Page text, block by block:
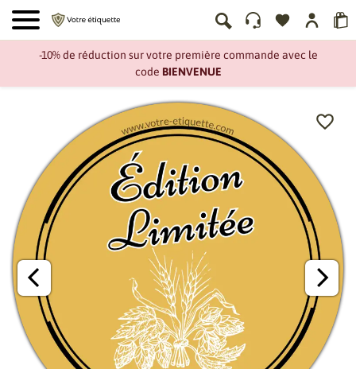
-10% de réduction sur votre première commande avec le
code BIENVENUE